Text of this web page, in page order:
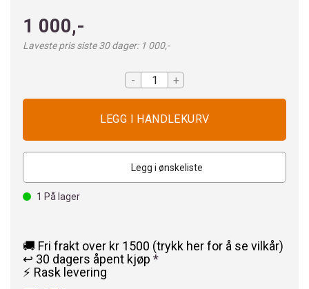
1 000,-
Laveste pris siste 30 dager: 1 000,-
- +
Legg i ønskeliste
1 På lager
🚚 Fri frakt over kr 1500 (trykk her for å se vilkår)
↩️ 30 dagers åpent kjøp *
⚡ Rask levering